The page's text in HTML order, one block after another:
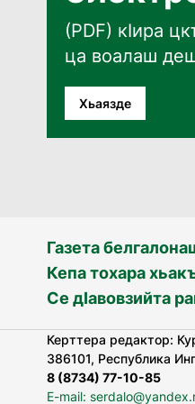
(PDF) кӀира
ца воалаш
Хьаязде
Газета
Кепа тохара
Се дӀавовзийта
Керттера редактор:
386101, Республика
8 (8734) 77-10-85
E-mail: